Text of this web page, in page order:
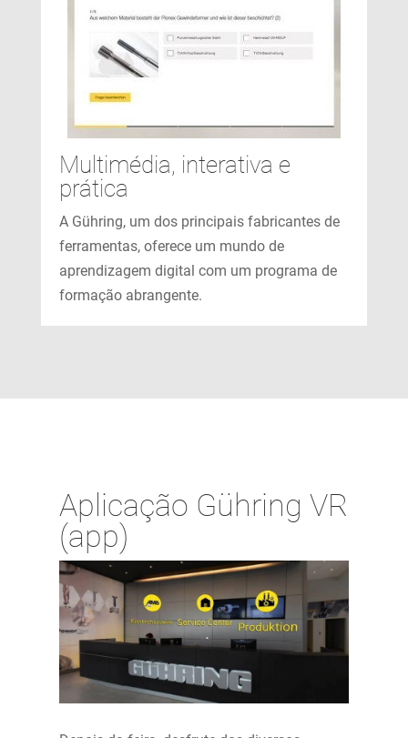
Multimédia, interativa e
prática
A Gühring, um dos principais fabricantes de
ferramentas, oferece um mundo de
aprendizagem digital com um programa de
formação abrangente.
Aplicação Gühring VR
(app)